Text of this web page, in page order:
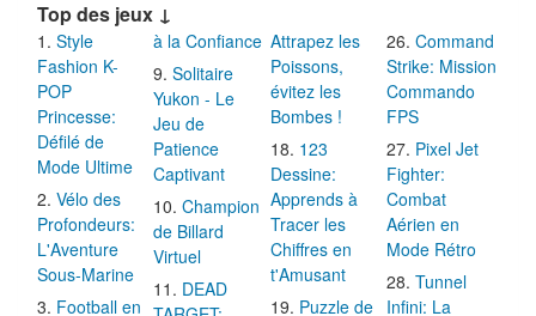
Top des jeux ↓
Style
Fashion K-
POP
Princesse:
Défilé de
Mode Ultime
Vélo des
Profondeurs:
L'Aventure
Sous-Marine
Football en
à la Confiance
Solitaire
Yukon - Le
Jeu de
Patience
Captivant
Champion
de Billard
Virtuel
DEAD
Attrapez les
Poissons,
évitez les
Bombes !
123
Dessine:
Apprends à
Tracer les
Chiffres en
t'Amusant
Puzzle de
Command
Strike: Mission
Commando
FPS
Pixel Jet
Fighter:
Combat
Aérien en
Mode Rétro
Tunnel
Infini: La